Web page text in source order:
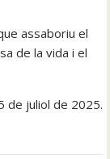
assaboriu el
de la vida i el
de juliol de 2025.